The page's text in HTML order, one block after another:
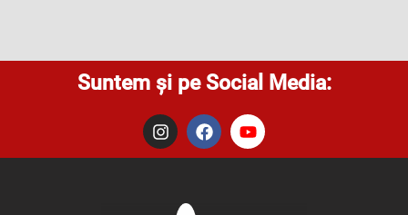
Suntem și pe Social Media:
I
n
s
F
a
c
Y
o
u